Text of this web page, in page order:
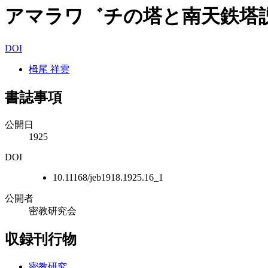
アマラワ゛チの塔と南天鉄塔
DOI
栂尾 祥雲
書誌事項
公開日
1925
DOI
10.11168/jeb1918.1925.16_1
公開者
密教研究会
収録刊行物